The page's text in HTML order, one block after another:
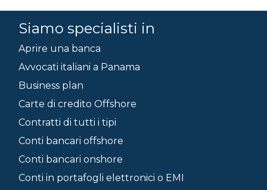
Siamo specialisti in
Aprire una banca
Avvocati italiani a Panama
Business plan
Carte di credito Offshore
Contratti di tutti i tipi
Conti bancari offshore
Conti bancari onshore
Conti in portafogli elettronici o EMI